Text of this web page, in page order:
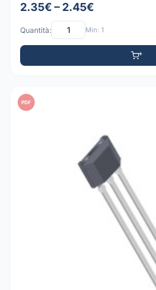
2.35€ – 2.45€
Quantità: Min: 1
PDF